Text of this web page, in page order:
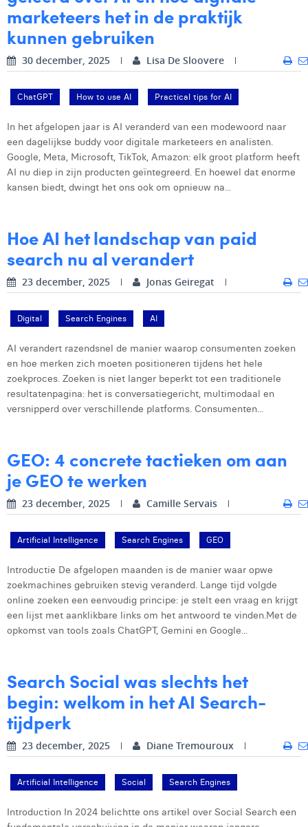
Lisa Protin
Louis Nassogne
Lucas Taels
Manon Houppertz
Margaux Snakkers
Mathias Segers
Ninon Chevalier
Olivia Lohest
Pieter Maesmans
Sebastiaan Reeskamp
Thomas Kurevic
Thomas Riis
William Rezette
Yaël Vanhoe
marketeers het in de praktijk
kunnen gebruiken
30 december, 2025 Lisa De Sloovere
ChatGPT How to use AI Practical tips for AI
In het afgelopen jaar is AI veranderd van een modewoord naar
een dagelijkse buddy voor digitale marketeers en analisten.
Google, Meta, Microsoft, TikTok, Amazon: elk groot platform heeft
AI nu diep in zijn producten geïntegreerd. En hoewel dat enorme
kansen biedt, dwingt het ons ook om opnieuw na...
Hoe AI het landschap van paid
search nu al verandert
23 december, 2025 Jonas Geiregat
Digital Search Engines AI
AI verandert razendsnel de manier waarop consumenten zoeken
en hoe merken zich moeten positioneren tijdens het hele
zoekproces. Zoeken is niet langer beperkt tot een traditionele
resultatenpagina: het is conversatiegericht, multimodaal en
versnipperd over verschillende platforms. Consumenten...
GEO: 4 concrete tactieken om aan
je GEO te werken
23 december, 2025 Camille Servais
Artificial Intelligence Search Engines GEO
Introductie De afgelopen maanden is de manier waar opwe
zoekmachines gebruiken stevig veranderd. Lange tijd volgde
online zoeken een eenvoudig principe: je stelt een vraag en krijgt
een lijst met aanklikbare links om het antwoord te vinden.Met de
opkomst van tools zoals ChatGPT, Gemini en Google...
Search Social was slechts het
begin: welkom in het AI Search-
tijdperk
23 december, 2025 Diane Tremouroux
Artificial Intelligence Social Search Engines
Introduction In 2024 belichtte ons artikel over Social Search een